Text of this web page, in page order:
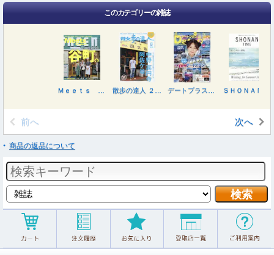
このカテゴリーの雑誌
前へ 次へ
商品の返品について